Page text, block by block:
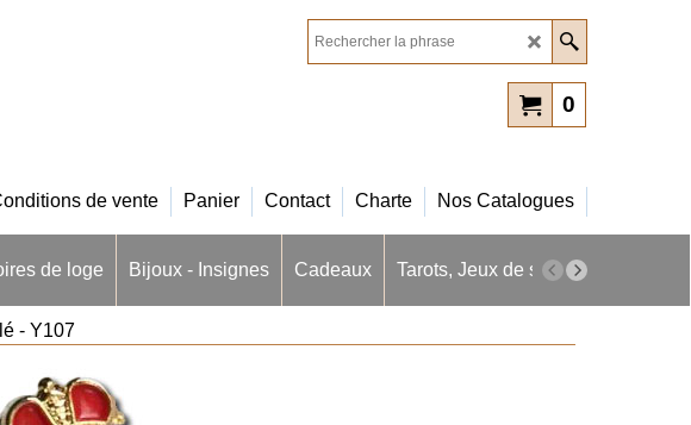
0
de vente Panier Contact Charte Nos Catalogues
de loge Bijoux - Insignes Cadeaux Tarots, Jeux de société
- Y107